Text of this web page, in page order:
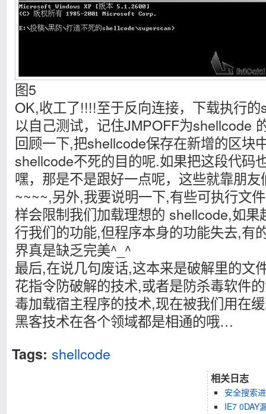
图5
OK,收工了!!!!至于反向连接，下载执行
以自己测试，记住JMPOFF为shellcode
回顾一下,把shellcode保存在新增的区块
shellcode不死的目的呢.如果把这段代码
嘿，那是不是跟好一点呢，这些就靠朋
~~~~,另外,我要说明一下,有些可执行文
样会限制我们加载理想的 shellcode,如
行我们的功能,但程序本身的功能失去,有
界真是缺乏完美^_^
最后,在说几句废话,这本来是破解里的文
花指令防破解的技术,或者是防杀毒软件
毒加载宿主程序的技术,现在被我们用在
黑客技术在各个领域都是相通的哦…
Tags: shellcode
相关日志
安全搜索
IE7 0DAY